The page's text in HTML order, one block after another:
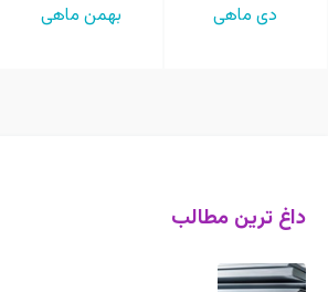
دی ماهی بهمن ماهی
داغ ترین مطالب